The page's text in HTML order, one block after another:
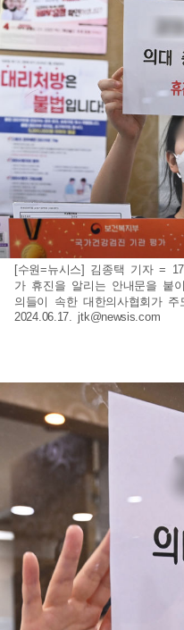
[수원=뉴시스] 김종택 기자 =
가 휴진을 알리는 안내문을 붙
의들이 속한 대한의사협회가
2024.06.17. jtk@newsis.com